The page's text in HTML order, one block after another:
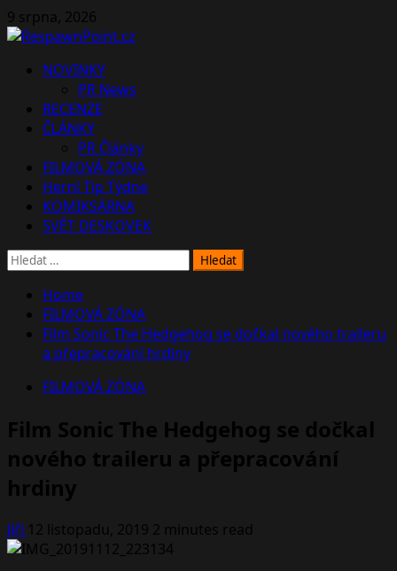
Skip
to
9 srpna, 2026
PrimaryNOVINKY
PR News
RECENZE
ČLÁNKY
PR Články
FILMOVÁ ZÓNA
Herní Tip Týdne
KOMIKSÁRNA
SVĚT DESKOVEK
Vyhledávání
Home
FILMOVÁ ZÓNA
Film Sonic The Hedgehog se dočkal nového traileru
a přepracování hrdiny
FILMOVÁ ZÓNA
Film Sonic The Hedgehog se dočkal
nového traileru a přepracování
hrdiny
Jiří 12 listopadu, 2019 2 minutes read